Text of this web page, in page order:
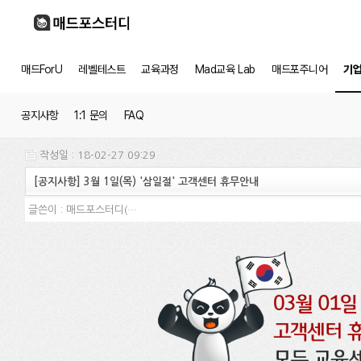
매드ForU 레벨테스트 교육과정 Mad교육 Lab 매드포주니어 기
공지사항 1:1 문의 FAQ
작성일 : 18-02-27 09:29
[공지사항] 3월 1일(목) '삼일절' 고객센터 휴무안내
글쓴이 : 매드포스터디(…